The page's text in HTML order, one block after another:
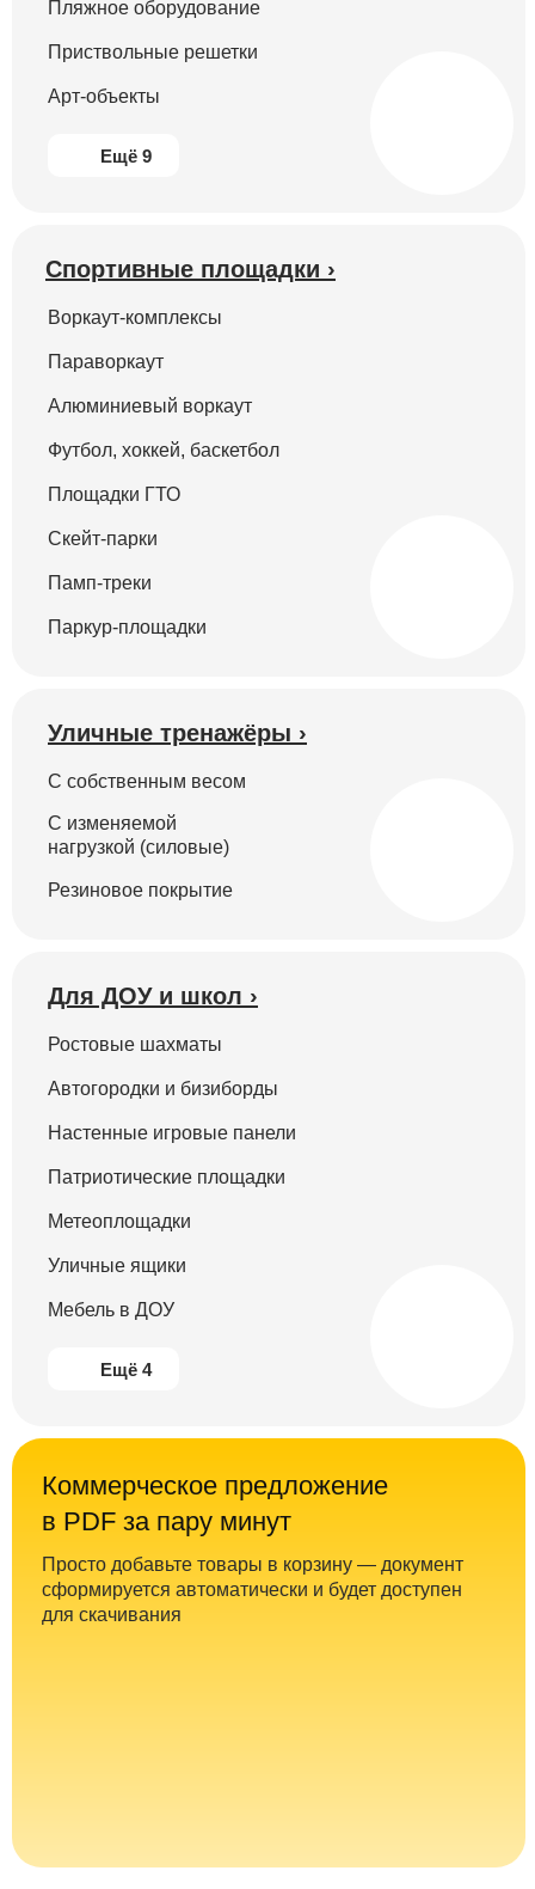
Пляжное оборудование
Приствольные решетки
Арт-объекты
Ещё 9
Для ДОУ и школ ›
Ростовые шахматы
Автогородки и бизиборды
Настенные игровые панели
Патриотические площадки
Метеоплощадки
Уличные ящики
Мебель в ДОУ
Ещё 4
Спортивные площадки ›
Воркаут-комплексы
Параворкаут
Алюминиевый воркаут
Футбол, хоккей, баскетбол
Площадки ГТО
Скейт-парки
Памп-треки
Паркур-площадки
Уличные тренажёры ›
С собственным весом
С изменяемой
нагрузкой (силовые)
Резиновое покрытие
Коммерческое предложение
в PDF за пару минут
Просто добавьте товары в корзину — документ
сформируется автоматически и будет доступен
для скачивания